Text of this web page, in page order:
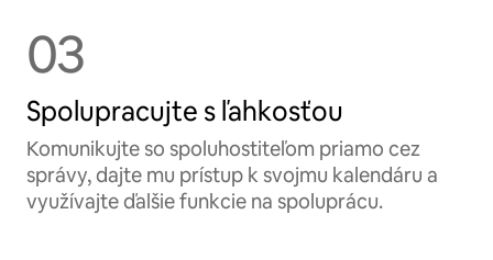
03
Spolupracujte s ľahkosťou
Komunikujte so spoluhostiteľom priamo cez
správy, dajte mu prístup k svojmu kalendáru a
využívajte ďalšie funkcie na spoluprácu.